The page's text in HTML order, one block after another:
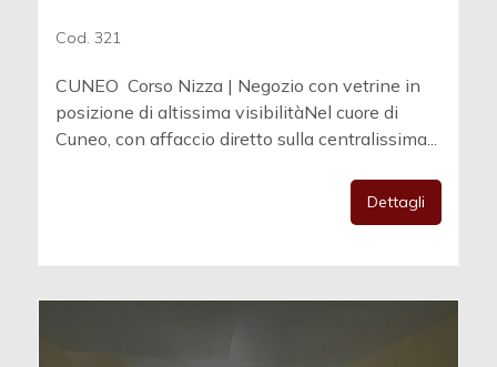
Cod. 321
CUNEO  Corso Nizza | Negozio con vetrine in
posizione di altissima visibilitàNel cuore di
Cuneo, con affaccio diretto sulla centralissima...
Dettagli